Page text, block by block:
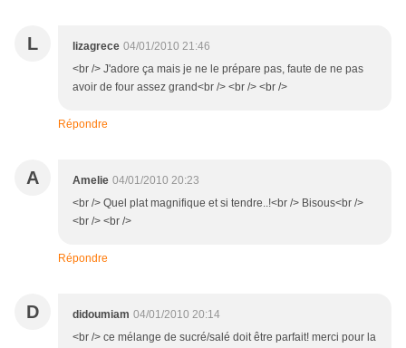
L lizagrece 04/01/2010 21:46
<br /> J'adore ça mais je ne le prépare pas, faute de ne pas
avoir de four assez grand<br /> <br /> <br />
Répondre
A Amelie 04/01/2010 20:23
<br /> Quel plat magnifique et si tendre..!<br /> Bisous<br />
<br /> <br />
Répondre
D didoumiam 04/01/2010 20:14
<br /> ce mélange de sucré/salé doit être parfait! merci pour la